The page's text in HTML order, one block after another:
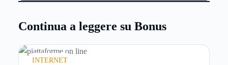
Continua a leggere su Bonus
INTERNET